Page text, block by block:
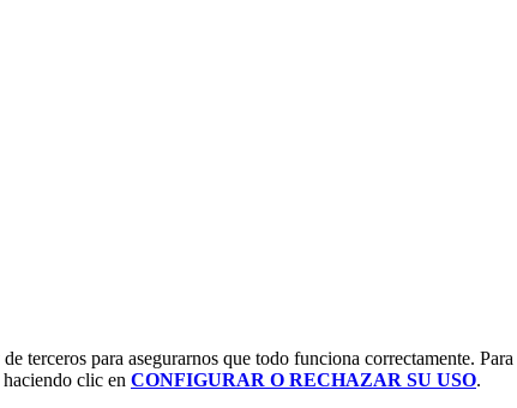
para asegurarnos que todo funciona correctamente.
clic en CONFIGURAR O RECHAZAR SU USO.